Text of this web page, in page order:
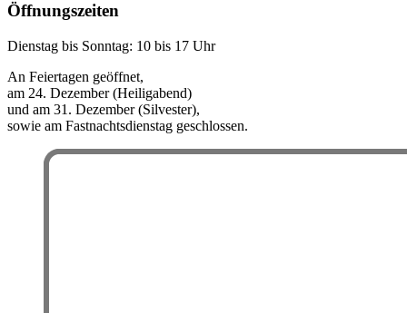
Öffnungszeiten
Dienstag bis Sonntag: 10 bis 17 Uhr
An Feiertagen geöffnet,
am 24. Dezember (Heiligabend)
und am 31. Dezember (Silvester),
sowie am Fastnachtsdienstag geschlossen.